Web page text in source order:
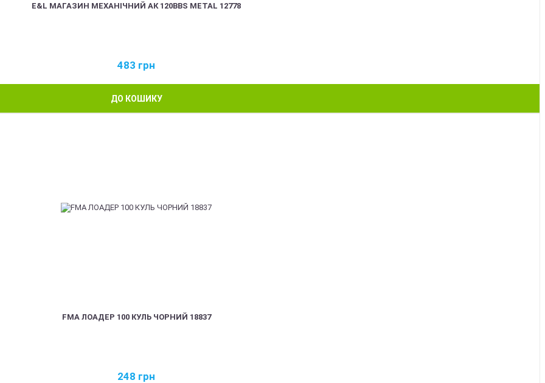
E&L МАГАЗИН МЕХАНІЧНИЙ АК 120BBS METAL 12778
483 грн
ДО КОШИКУ
FMA ЛОАДЕР 100 КУЛЬ ЧОРНИЙ 18837
248 грн